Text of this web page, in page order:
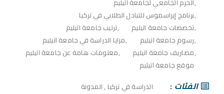
برنامج إيراسموس للتبادل الطلابي في تركيا
تخصصات جامعة اتيليم
ترتيب جامعة اتيليم
رسوم جامعة اتيليم
مزايا الدراسة في جامعة اتيليم
مصاريف جامعة اتيليم
معلومات هامة عن جامعة اتيليم
موقع جامعة اتيليم
الفئات الدراسة في تركيا ,المدونة